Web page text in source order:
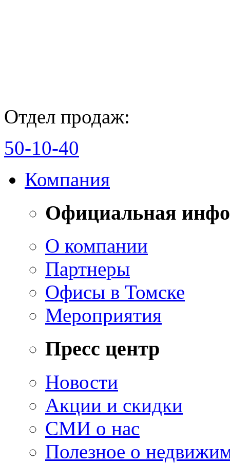
Отдел продаж:
50-10-40
Компания
Официальная
О компании
Партнеры
Офисы в Томске
Мероприятия
Пресс центр
Новости
Акции и скидки
СМИ о нас
Полезное о